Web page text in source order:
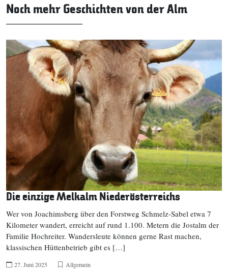
Noch mehr Geschichten von der Alm
Die einzige Melkalm Niederösterreichs
Wer von Joachimsberg über den Forstweg Schmelz-Sabel etwa 7
Kilometer wandert, erreicht auf rund 1.100. Metern die Jostalm der
Familie Hochreiter. Wandersleute können gerne Rast machen,
klassischen Hüttenbetrieb gibt es […]
27. Juni 2025 Allgemein